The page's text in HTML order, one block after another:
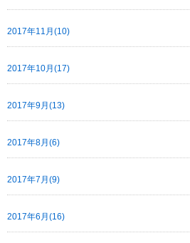
2017年11月(10)
2017年10月(17)
2017年9月(13)
2017年8月(6)
2017年7月(9)
2017年6月(16)